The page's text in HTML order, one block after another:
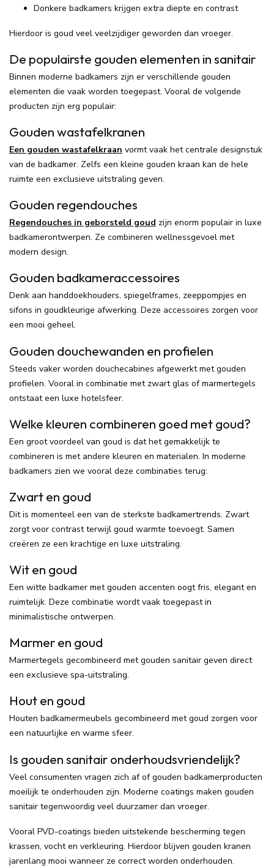
Donkere badkamers krijgen extra diepte en contrast
Hierdoor is goud veel veelzijdiger geworden dan vroeger.
De populairste gouden elementen in sanitair
Binnen moderne badkamers zijn er verschillende gouden
elementen die vaak worden toegepast. Vooral de volgende
producten zijn erg populair:
Gouden wastafelkranen
Een gouden wastafelkraan vormt vaak het centrale designstuk
van de badkamer. Zelfs een kleine gouden kraan kan de hele
ruimte een exclusieve uitstraling geven.
Gouden regendouches
Regendouches in geborsteld goud zijn enorm populair in luxe
badkamerontwerpen. Ze combineren wellnessgevoel met
modern design.
Gouden badkameraccessoires
Denk aan handdoekhouders, spiegelframes, zeeppompjes en
sifons in goudkleurige afwerking. Deze accessoires zorgen voor
een mooi geheel.
Gouden douchewanden en profielen
Steeds vaker worden douchecabines afgewerkt met gouden
profielen. Vooral in combinatie met zwart glas of marmertegels
ontstaat een luxe hotelsfeer.
Welke kleuren combineren goed met goud?
Een groot voordeel van goud is dat het gemakkelijk te
combineren is met andere kleuren en materialen. In moderne
badkamers zien we vooral deze combinaties terug:
Zwart en goud
Dit is momenteel een van de sterkste badkamertrends. Zwart
zorgt voor contrast terwijl goud warmte toevoegt. Samen
creëren ze een krachtige en luxe uitstraling.
Wit en goud
Een witte badkamer met gouden accenten oogt fris, elegant en
ruimtelijk. Deze combinatie wordt vaak toegepast in
minimalistische ontwerpen.
Marmer en goud
Marmertegels gecombineerd met gouden sanitair geven direct
een exclusieve spa-uitstraling.
Hout en goud
Houten badkamermeubels gecombineerd met goud zorgen voor
een natuurlijke en warme sfeer.
Is gouden sanitair onderhoudsvriendelijk?
Veel consumenten vragen zich af of gouden badkamerproducten
moeilijk te onderhouden zijn. Moderne coatings maken gouden
sanitair tegenwoordig veel duurzamer dan vroeger.
Vooral PVD-coatings bieden uitstekende bescherming tegen
krassen, vocht en verkleuring. Hierdoor blijven gouden kranen
jarenlang mooi wanneer ze correct worden onderhouden.